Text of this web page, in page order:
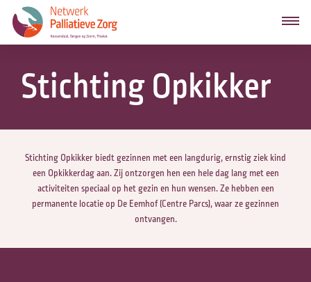
Stichting Opkikker
Stichting Opkikker biedt gezinnen met een langdurig, ernstig ziek kind
een Opkikkerdag aan. Zij ontzorgen hen een hele dag lang met een
activiteiten speciaal op het gezin en hun wensen. Ze hebben een
permanente locatie op De Eemhof (Centre Parcs), waar ze gezinnen
ontvangen.